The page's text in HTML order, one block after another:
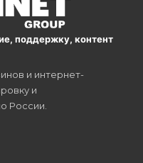
поддержку, контент
и интернет-
и
России.